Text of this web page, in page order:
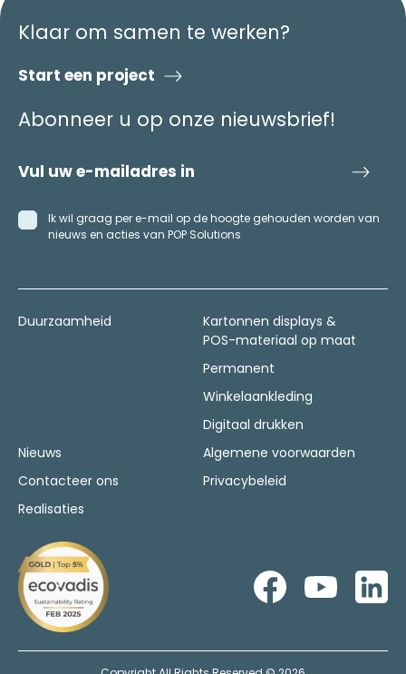
Klaar om samen te werken?
Start een project
Abonneer u op onze nieuwsbrief!
Ik wil graag per e-mail op de hoogte gehouden worden van
nieuws en acties van POP Solutions
Duurzaamheid
Kartonnen displays &
POS-materiaal op maat
Permanent
Winkelaankleding
Digitaal drukken
Nieuws
Contacteer ons
Realisaties
Algemene voorwaarden
Privacybeleid